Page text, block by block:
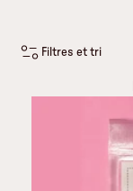
Filtres et tri